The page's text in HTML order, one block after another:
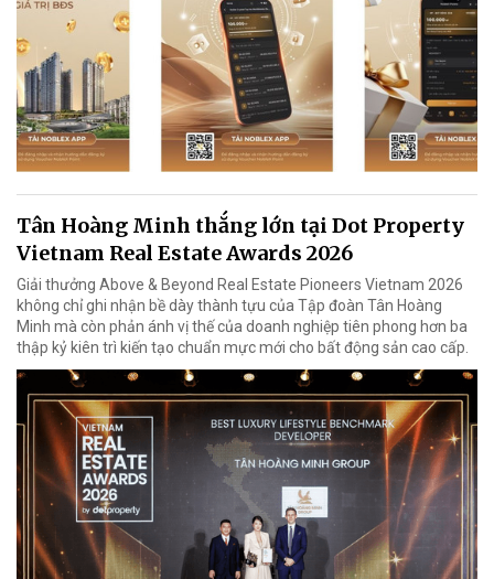
Tân Hoàng Minh thắng lớn tại Dot Property
Vietnam Real Estate Awards 2026
Giải thưởng Above & Beyond Real Estate Pioneers Vietnam 2026
không chỉ ghi nhận bề dày thành tựu của Tập đoàn Tân Hoàng
Minh mà còn phản ánh vị thế của doanh nghiệp tiên phong hơn ba
thập kỷ kiên trì kiến tạo chuẩn mực mới cho bất động sản cao cấp.